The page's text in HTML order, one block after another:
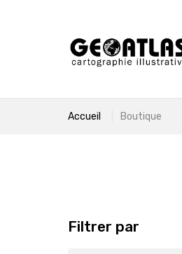
Accueil Boutique
Filtrer par